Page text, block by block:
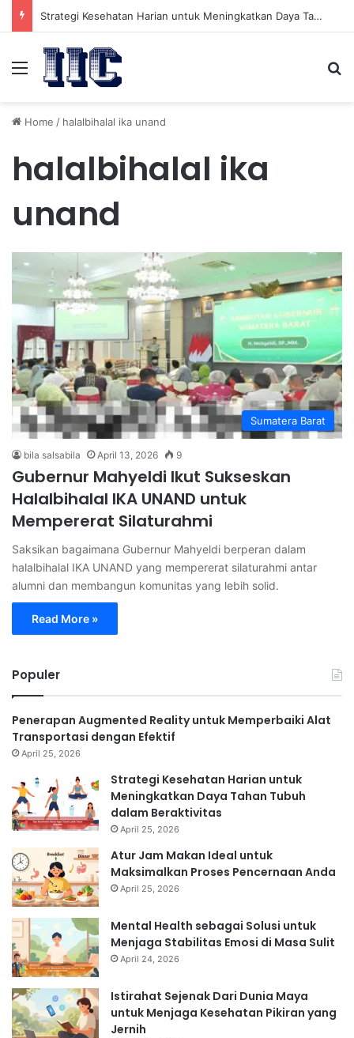
Strategi Kesehatan Harian untuk Meningkatkan Daya Tahan Tubuh dalam Beraktivitas
Menu
Home / halalbihalal ika unand
halalbihalal ika
unand
Sumatera Barat
bila salsabila April 13, 2026 9
Gubernur Mahyeldi Ikut Sukseskan
Halalbihalal IKA UNAND untuk
Mempererat Silaturahmi
Saksikan bagaimana Gubernur Mahyeldi berperan dalam
halalbihalal IKA UNAND yang mempererat silaturahmi antar
alumni dan membangun komunitas yang lebih solid.
Read More »
Populer
Penerapan Augmented Reality untuk Memperbaiki Alat
Transportasi dengan Efektif
April 25, 2026
Strategi Kesehatan Harian untuk
Meningkatkan Daya Tahan Tubuh
dalam Beraktivitas
April 25, 2026
Atur Jam Makan Ideal untuk
Maksimalkan Proses Pencernaan Anda
April 25, 2026
Mental Health sebagai Solusi untuk
Menjaga Stabilitas Emosi di Masa Sulit
April 24, 2026
Istirahat Sejenak Dari Dunia Maya
untuk Menjaga Kesehatan Pikiran yang
Jernih